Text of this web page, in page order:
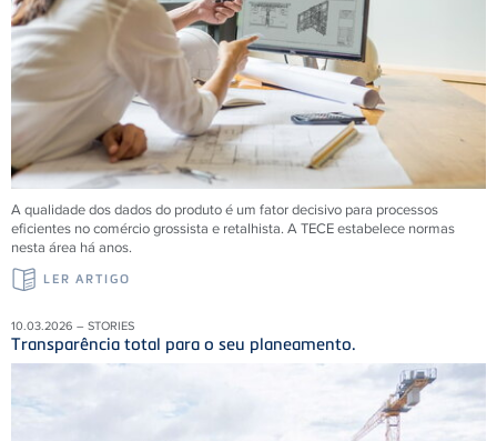
A qualidade dos dados do produto é um fator decisivo para processos
eficientes no comércio grossista e retalhista. ATECEestabelece normas
nesta área há anos.
LER ARTIGO
10.03.2026 – STORIES
Transparência total para o seu planeamento.